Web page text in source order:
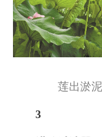
莲出淤
3